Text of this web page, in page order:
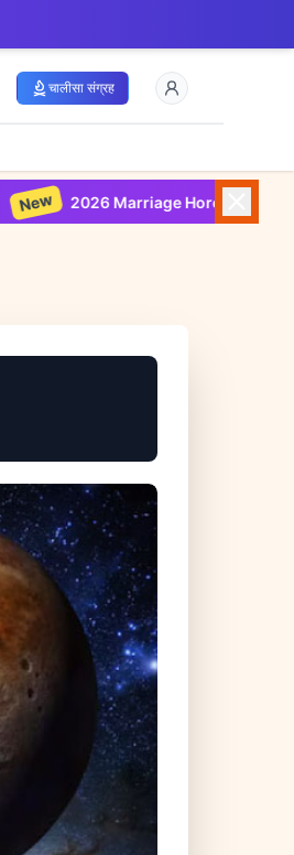
चालीसा संग्रह
Marriage Horoscope Based on